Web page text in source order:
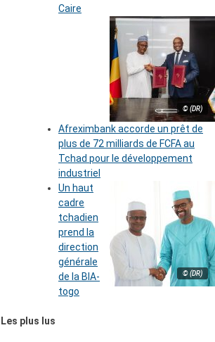
Caire
© (DR)
Afreximbank accorde un prêt de
plus de 72 milliards de FCFA au
Tchad pour le développement
industriel
© (DR)
Un haut
cadre
tchadien
prend la
direction
générale
de la BIA-
togo
Les plus lus